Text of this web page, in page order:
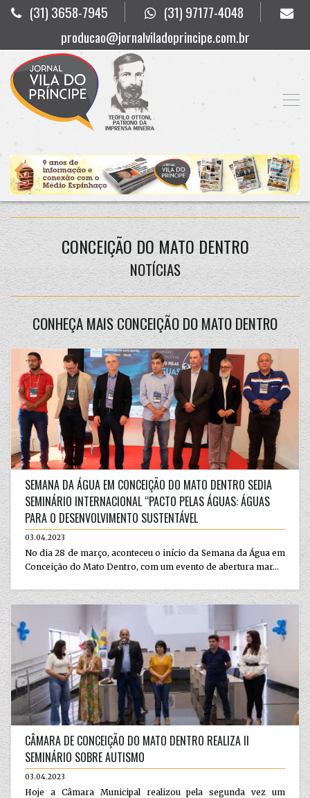
(31) 3658-7945
(31) 97177-4048
producao@jornalviladoprincipe.com.br
CONCEIÇÃO DO MATO DENTRO
NOTÍCIAS
CONHEÇA MAIS CONCEIÇÃO DO MATO DENTRO
SEMANA DA ÁGUA EM CONCEIÇÃO DO MATO DENTRO SEDIA
SEMINÁRIO INTERNACIONAL “PACTO PELAS ÁGUAS: ÁGUAS
PARA O DESENVOLVIMENTO SUSTENTÁVEL
03.04.2023
No dia 28 de março, aconteceu o início da Semana da Água em
Conceição do Mato Dentro, com um evento de abertura mar...
CÂMARA DE CONCEIÇÃO DO MATO DENTRO REALIZA II
SEMINÁRIO SOBRE AUTISMO
03.04.2023
Hoje a Câmara Municipal realizou pela segunda vez um